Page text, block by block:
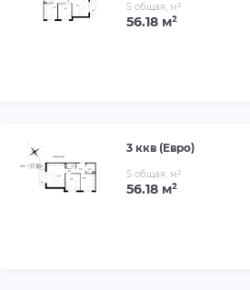
S общая, м²
56.18 м²
3 ккв (Евро)
S общая, м²
56.18 м²